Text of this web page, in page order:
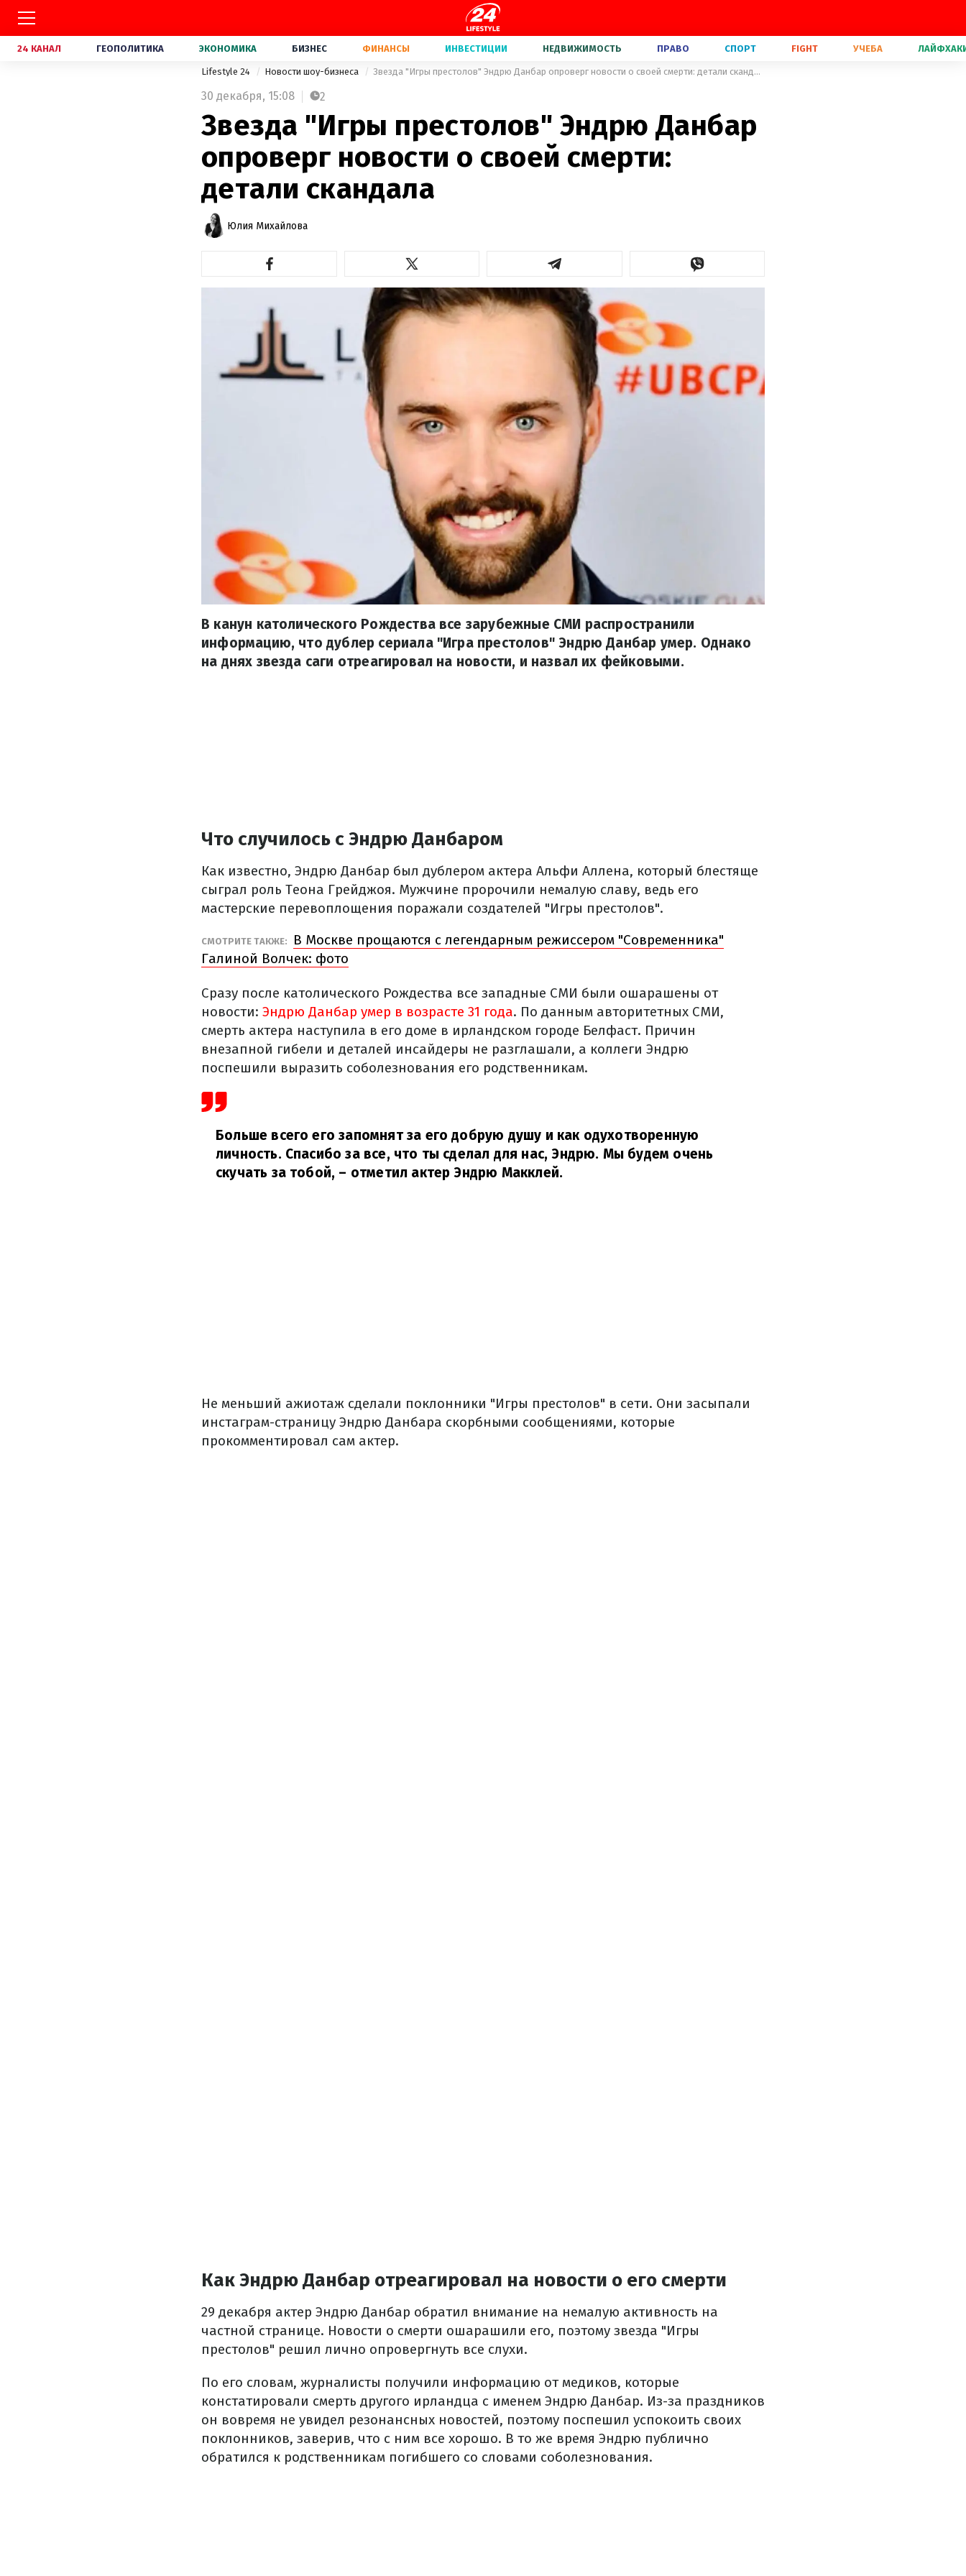
24 КАНАЛ ГЕОПОЛИТИКА ЭКОНОМИКА БИЗНЕС ФИНАНСЫ ИНВЕСТИЦИИ НЕДВИЖИМОСТЬ ПРАВО СПОРТ FIGHT УЧЕБА
Lifestyle 24 Новости шоу-бизнеса Звезда "Игры престолов" Эндрю Данбар опроверг новости о своей смерти: детали скандала
30 декабря, 15:08 2
Звезда "Игры престолов" Эндрю Данбар
опроверг новости о своей смерти:
детали скандала
Юлия Михайлова
В канун католического Рождества все зарубежные СМИ распространили
информацию, что дублер сериала "Игра престолов" Эндрю Данбар умер. Однако
на днях звезда саги отреагировал на новости, и назвал их фейковыми.
Что случилось с Эндрю Данбаром
Как известно, Эндрю Данбар был дублером актера Альфи Аллена, который блестяще
сыграл роль Теона Грейджоя. Мужчине пророчили немалую славу, ведь его
мастерские перевоплощения поражали создателей "Игры престолов".
СМОТРИТЕ ТАКЖЕ:
В Москве прощаются с легендарным режиссером "Современника"
Галиной Волчек: фото
Сразу после католического Рождества все западные СМИ были ошарашены от
новости: Эндрю Данбар умер в возрасте 31 года. По данным авторитетных СМИ,
смерть актера наступила в его доме в ирландском городе Белфаст. Причин
внезапной гибели и деталей инсайдеры не разглашали, а коллеги Эндрю
поспешили выразить соболезнования его родственникам.
Больше всего его запомнят за его добрую душу и как одухотворенную
личность. Спасибо за все, что ты сделал для нас, Эндрю. Мы будем очень
скучать за тобой, – отметил актер Эндрю Макклей.
Не меньший ажиотаж сделали поклонники "Игры престолов" в сети. Они засыпали
инстаграм-страницу Эндрю Данбара скорбными сообщениями, которые
прокомментировал сам актер.
Как Эндрю Данбар отреагировал на новости о его смерти
29 декабря актер Эндрю Данбар обратил внимание на немалую активность на
частной странице. Новости о смерти ошарашили его, поэтому звезда "Игры
престолов" решил лично опровергнуть все слухи.
По его словам, журналисты получили информацию от медиков, которые
констатировали смерть другого ирландца с именем Эндрю Данбар. Из-за праздников
он вовремя не увидел резонансных новостей, поэтому поспешил успокоить своих
поклонников, заверив, что с ним все хорошо. В то же время Эндрю публично
обратился к родственникам погибшего со словами соболезнования.